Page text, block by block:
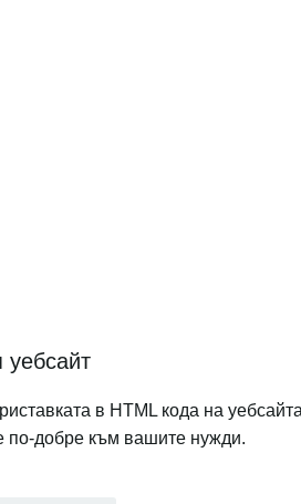
в HTML кода на
по-добре към вашите нужди.